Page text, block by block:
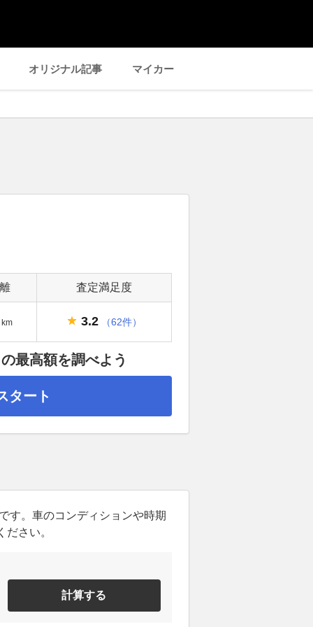
オリジナル記事 マイカー
査定満足度
km 3.2 （62件）
最高額を調べよう
タート
す。車のコンディションや時期
さい。
計算する